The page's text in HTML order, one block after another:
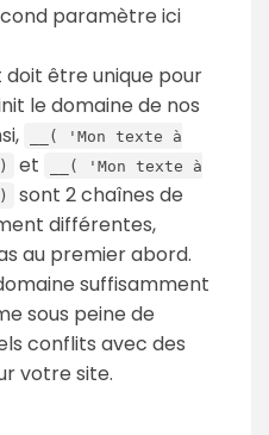
paramètre ici
être unique pour
le domaine de nos
__( 'Mon texte à
et
__( 'Mon texte à
sont 2 chaînes de
différentes,
au premier abord.
suffisamment
sous peine de
conflits avec des
votre site.